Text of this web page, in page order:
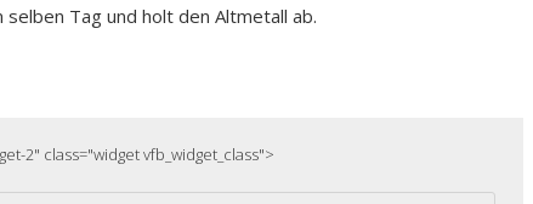
Tag und holt den Altmetall ab.
2" class="widget vfb_widget_class">